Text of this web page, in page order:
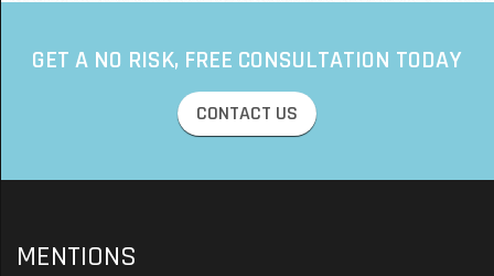
GET A NO RISK, FREE CONSULTATION TODAY
CONTACT US
MENTIONS